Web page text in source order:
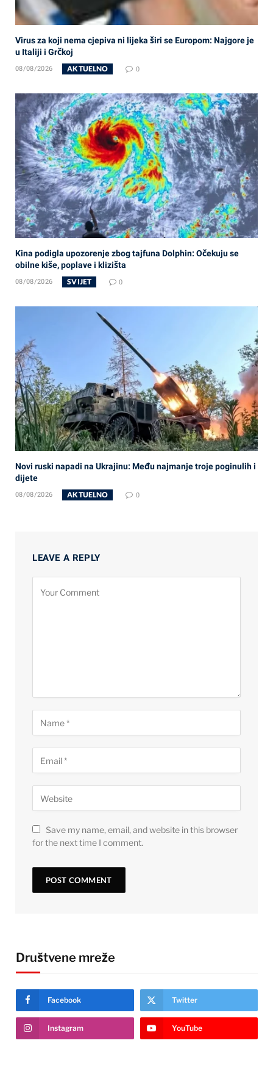
Virus za koji nema cjepiva ni lijeka širi se Europom: Najgore je
u Italiji i Grčkoj
08/08/2026 AKTUELNO 0
Kina podigla upozorenje zbog tajfuna Dolphin: Očekuju se
obilne kiše, poplave i klizišta
08/08/2026 SVIJET 0
Novi ruski napadi na Ukrajinu: Među najmanje troje poginulih i
dijete
08/08/2026 AKTUELNO 0
LEAVE A REPLY
Save my name, email, and website in this browser
for the next time I comment.
Društvene mreže
Facebook Twitter
Instagram YouTube